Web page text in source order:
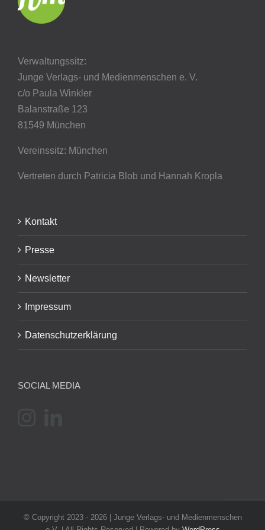
Verwaltungssitz:
Junge Verlags- und Medienmenschen e. V.
c/o Paula Winkler
Balanstraße 123
81549 München
Vereinssitz: München
Vertreten durch Patricia Blob und Hannah Kropla
Kontakt
Presse
Newsletter
Impressum
Datenschutzerklärung
SOCIAL MEDIA
© Copyright 2023 - 2026 | Junge Verlags- und Medienmenschen